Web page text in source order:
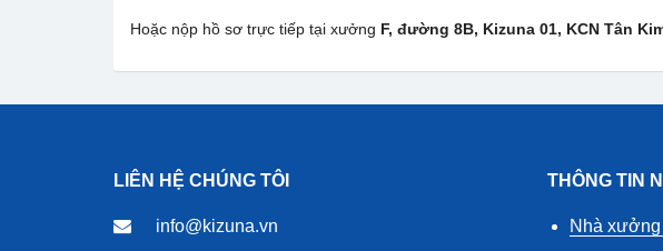
Hoặc nộp hồ sơ trực tiếp tại xưởng F, đường 8B, Kizuna 01, KCN Tân
LIÊN HỆ CHÚNG TÔI
info@kizuna.vn
THÔNG TIN
Nhà xưởng